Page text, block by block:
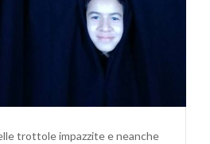
trottole impazzite e neanche